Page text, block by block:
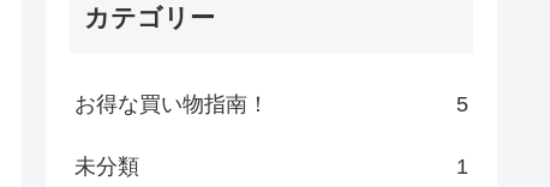
カテゴリー
お得な買い物指南！ 5
未分類 1